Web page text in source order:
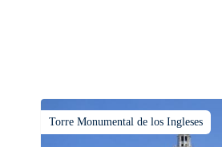
Torre Monumental de los Ingleses